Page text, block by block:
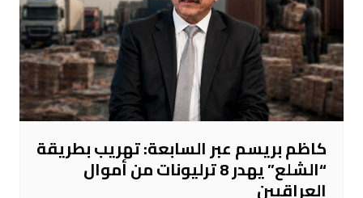
كاظم بريسم عبر السابعة: تهريب بطريقة
“الشلع” يهدر 8 ترليونات من أموال
العراقيين